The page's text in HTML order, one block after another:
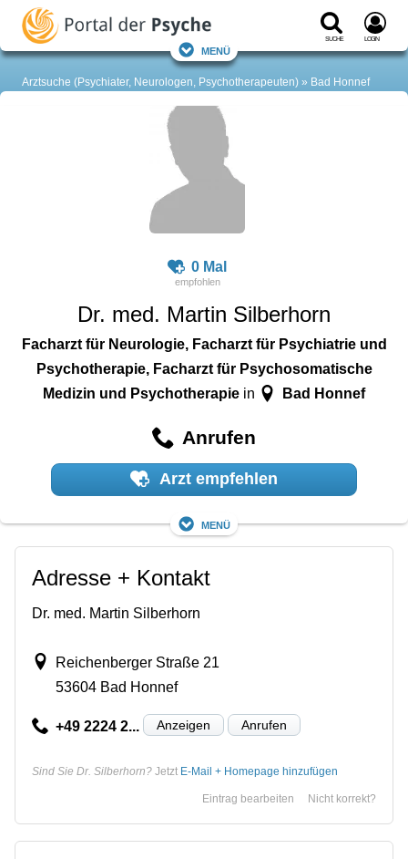
Suche Login
Menü
Arztsuche (Psychiater, Neurologen, Psychotherapeuten) Bad Honnef
0 Mal
Dr. med. Martin Silberhorn
Facharzt für Neurologie, Facharzt für Psychiatrie und
Psychotherapie, Facharzt für Psychosomatische
Medizin und Psychotherapie in Bad Honnef
Anrufen
Arzt empfehlen
Menü
Adresse + Kontakt
Dr. med. Martin Silberhorn
Reichenberger Straße 21
53604 Bad Honnef
+49 2224 2... Anzeigen Anrufen
Sind Sie Dr. Silberhorn? Jetzt E-Mail + Homepage hinzufügen
Nicht korrekt?
Eintrag bearbeiten